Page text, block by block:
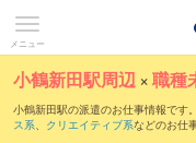
メニュー
小鶴新田駅周辺 ×職種
小鶴新田駅の派遣のお仕事情報です。
ス系、 クリエイティブ系などのお仕